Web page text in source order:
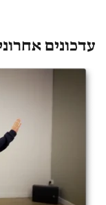
עדכונים